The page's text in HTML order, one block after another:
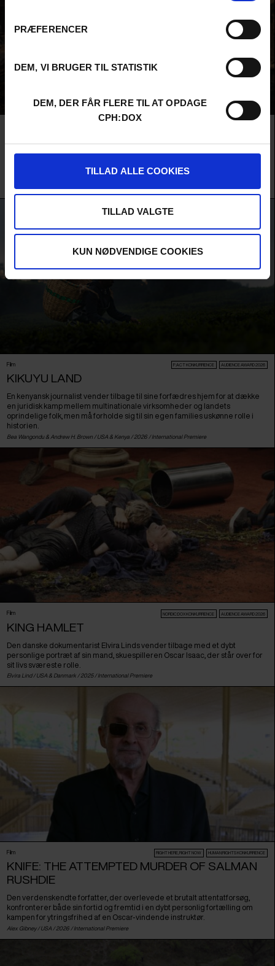
PRÆFERENCER
DEM, VI BRUGER TIL STATISTIK
DEM, DER FÅR FLERE TIL AT OPDAGE
CPH:DOX
TILLAD ALLE COOKIES
TILLAD VALGTE
KUN NØDVENDIGE COOKIES
Michael Greenberg er en trodsig ung visionær og klimaaktivist i USA. Med
stand-upkomikerens timing, lynende intelligens og karisma som en ung Bob
Dylan, samler han en generation i kampen for en fremtid, der er til at leve i.
Emma Wall & Betsy Hershey /
Film F:ACT KONKURRENCE AUDIENCE AWARD 2026
KIKUYU LAND
En kenyansk journalist vender tilbage til sine forfædres hjem for at dække
en juridisk kamp mellem multinationale virksomheder og landets
oprindelige folk, men må forholde sig til sin egen families uskønne rolle i
historien.
Bea Wangondu & Andrew H. Brown / USA & Kenya / 2026 / International Premiere
Film NORDIC:DOX KONKURRENCE AUDIENCE AWARD 2026
KING HAMLET
Den danske dokumentarist Elvira Linds vender tilbage med et dybt
personlige portræt af sin mand, skuespilleren Oscar Isaac, der står over for
sit livs sværeste rolle.
Elvira Lind / USA & Danmark / 2025 / International Premiere
Film RIGHT HERE, RIGHT NOW HUMAN:RIGHTS KONKURRENCE
KNIFE: THE ATTEMPTED MURDER OF SALMAN
RUSHDIE
Den verdenskendte forfatter, der overlevede et brutalt attentatforsøg,
konfronterer både sin fortid og fremtid i en dybt personlig fortælling om
kampen for ytringsfrihed af en Oscar-vindende instruktør.
Alex Gibney / USA / 2026 / International Premiere